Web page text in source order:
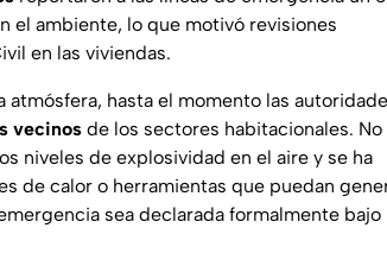
el ambiente, lo que motivó revisiones
en las viviendas.
hasta el momento las
vecinos de los sectores habitacionales. No
niveles de explosividad en el aire y se ha
de calor o herramientas que puedan
sea declarada formalmente bajo